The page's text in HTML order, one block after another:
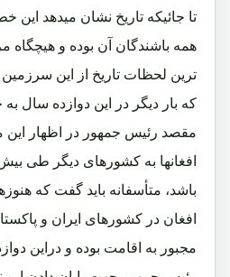
تا جائیکه تاریخ نشان میدهد
همه باشندگان آن بوده و
ترین لحظات تاریخ از این سرزمین
که بار دیگر در این دوازده سال به
مقصد رئیس جمهور در اظهار
افغانها به کشورهای دیگر طی
باشد، متأسفانه باید گفت که
افغان در کشورهای ایران و
مجبور به اقامت بوده و دراین